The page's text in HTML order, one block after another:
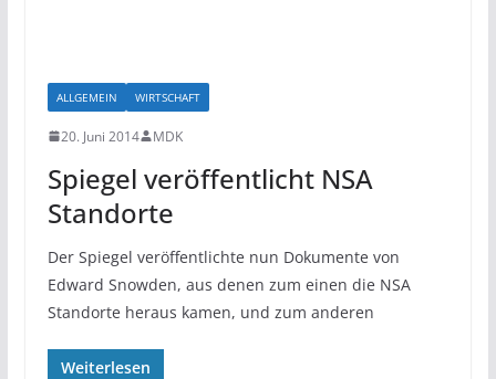
ALLGEMEIN WIRTSCHAFT
20. Juni 2014 MDK
Spiegel veröffentlicht NSA
Standorte
Der Spiegel veröffentlichte nun Dokumente von
Edward Snowden, aus denen zum einen die NSA
Standorte heraus kamen, und zum anderen
Weiterlesen